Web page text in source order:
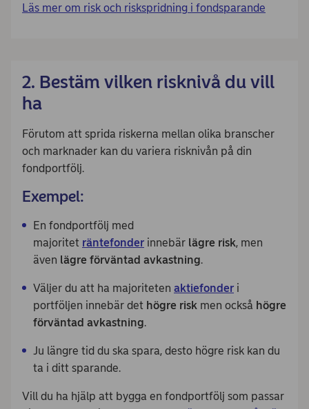
Läs mer om risk och riskspridning i fondsparande
2. Bestäm vilken risknivå du vill
ha
Förutom att sprida riskerna mellan olika branscher
och marknader kan du variera risknivån på din
fondportfölj.
Exempel:
En fondportfölj med
majoritet räntefonder innebär lägre risk, men
även lägre förväntad avkastning.
Väljer du att ha majoriteten aktiefonder i
portföljen innebär det högre risk men också högre
förväntad avkastning.
Ju längre tid du ska spara, desto högre risk kan du
ta i ditt sparande.
Vill du ha hjälp att bygga en fondportfölj som passar